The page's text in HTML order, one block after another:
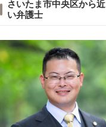
さいたま市中央区から
い弁護士